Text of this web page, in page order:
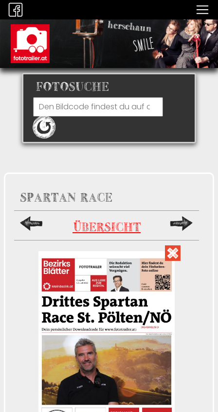
FOTOSUCHE
SPARTAN RACE
ÜBERSICHT